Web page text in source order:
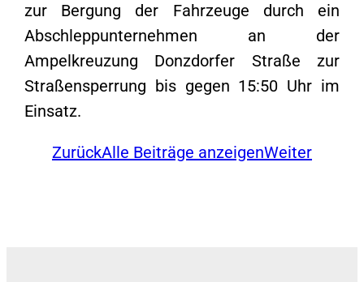
zur Bergung der Fahrzeuge durch ein
Abschleppunternehmen an der
Ampelkreuzung Donzdorfer Straße zur
Straßensperrung bis gegen 15:50 Uhr im
Einsatz.
ZurückAlle Beiträge anzeigenWeiter